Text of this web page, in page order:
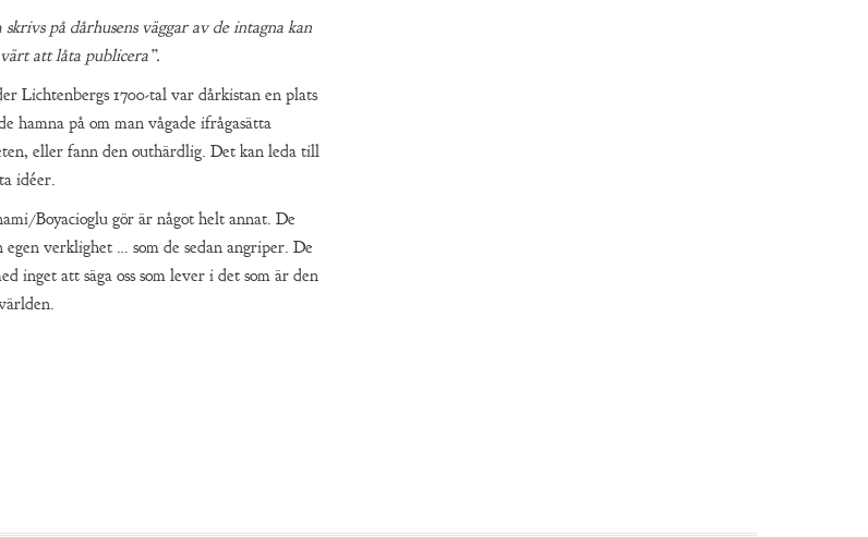
skrivs på dårhusens väggar av de intagna kan
att låta publicera”.
Lichtenbergs 1700-tal var dårkistan en plats
hamna på om man vågade ifrågasätta
eller fann den outhärdlig. Det kan leda till
idéer.
Boyacioglu gör är något helt annat. De
egen verklighet … som de sedan angriper. De
inget att säga oss som lever i det som är den